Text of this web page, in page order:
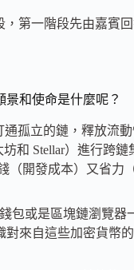
第一階段先由嘉賓
景和使命是什麼呢？
孤立的鏈，釋放流
和 Stellar）進行跨
（開發成本）又省力
包或是區塊鏈瀏覽
來自這些加密貨幣